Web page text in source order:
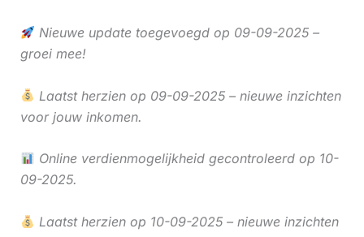
Nieuwe update toegevoegd op 09-09-2025 –
groei mee!
Laatst herzien op 09-09-2025 – nieuwe inzichten
voor jouw inkomen.
Online verdienmogelijkheid gecontroleerd op 10-
09-2025.
Laatst herzien op 10-09-2025 – nieuwe inzichten